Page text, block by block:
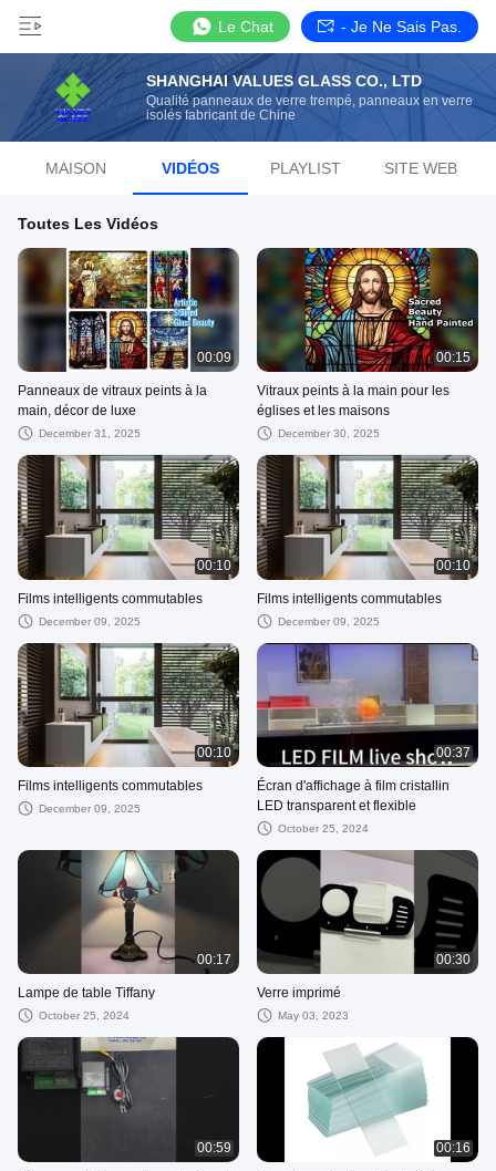
Le Chat - Je Ne Sais Pas.
SHANGHAI VALUES GLASS CO., LTD
Qualité panneaux de verre trempé, panneaux en verre
isolés fabricant de Chine
MAISON VIDÉOS PLAYLIST SITE WEB
Toutes Les Vidéos
00:09
Panneaux de vitraux peints à la
main, décor de luxe
December 31, 2025
00:15
Vitraux peints à la main pour les
églises et les maisons
December 30, 2025
00:10
Films intelligents commutables
December 09, 2025
00:10
Films intelligents commutables
December 09, 2025
00:10
Films intelligents commutables
December 09, 2025
00:37
Écran d'affichage à film cristallin
LED transparent et flexible
October 25, 2024
00:17
Lampe de table Tiffany
October 25, 2024
00:30
Verre imprimé
May 03, 2023
00:59 00:16